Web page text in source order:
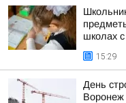
школах
15:29
День
Воронеж